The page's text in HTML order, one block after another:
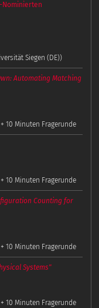
Siegen (DE))
Automating Matching
10 Minuten Fragerunde
10 Minuten Fragerunde
Counting for
10 Minuten Fragerunde
Systems"
10 Minuten Fragerunde